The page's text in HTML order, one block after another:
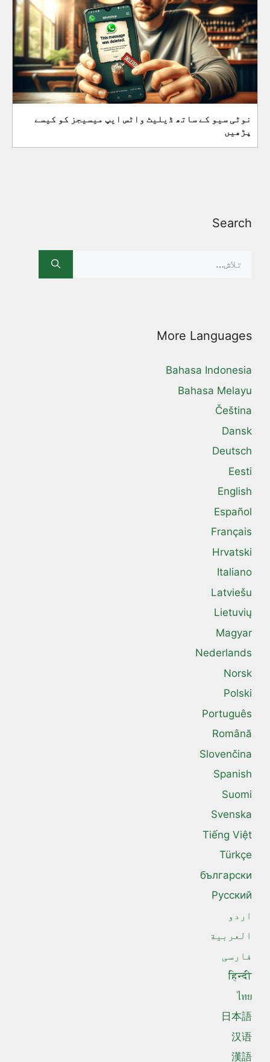
نوٹی سیو کے ساتھ ڈیلیٹ واٹس ایپ میسیجز کو کیسے
پڑھیں
Search
More Languages
Bahasa Indonesia
Bahasa Melayu
Čeština
Dansk
Deutsch
Eesti
English
Español
Français
Hrvatski
Italiano
Latviešu
Lietuvių
Magyar
Nederlands
Norsk
Polski
Português
Română
Slovenčina
Spanish
Suomi
Svenska
Tiếng Việt
Türkçe
български
Русский
اردو
العربية
فارسی
हिन्दी
ไทย
日本語
汉语
漢語